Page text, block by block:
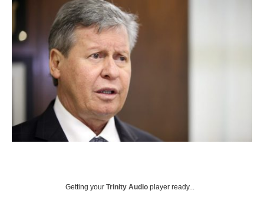
Getting your Trinity Audio player ready...